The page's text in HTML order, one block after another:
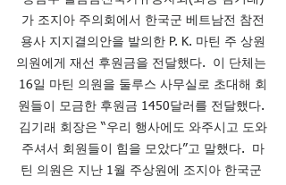
가 조지아 주의회에서 한국군 베트남전 참전
용사 지지결의안을 발의한 P. K. 마틴 주 상원
의원에게 재선 후원금을 전달했다.  이 단체는
16일 마틴 의원을 둘루스 사무실로 초대해 회
원들이 모금한 후원금 1450달러를 전달했다.
김기래 회장은 “우리 행사에도 와주시고 도와
주셔서 회원들이 힘을 모았다”고 말했다.  마
틴 의원은 지난 1월 주상원에 조지아 한국군